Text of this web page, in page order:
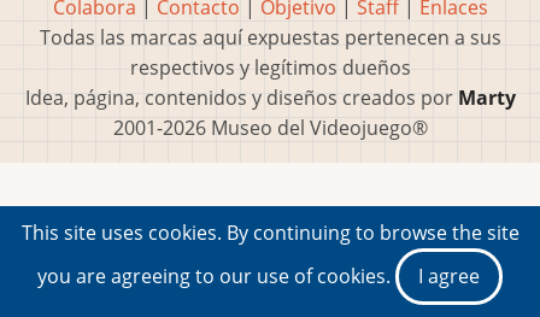
Colabora | Contacto | Objetivo | Staff| Enlaces
Todas las marcas aquí expuestas pertenecen a sus
respectivos y legítimos dueños
Idea, página, contenidos y diseños creados por Marty
2001-2026 Museo del Videojuego®
This site uses cookies. By continuing to browse the site
you are agreeing to our use of cookies.
I agree